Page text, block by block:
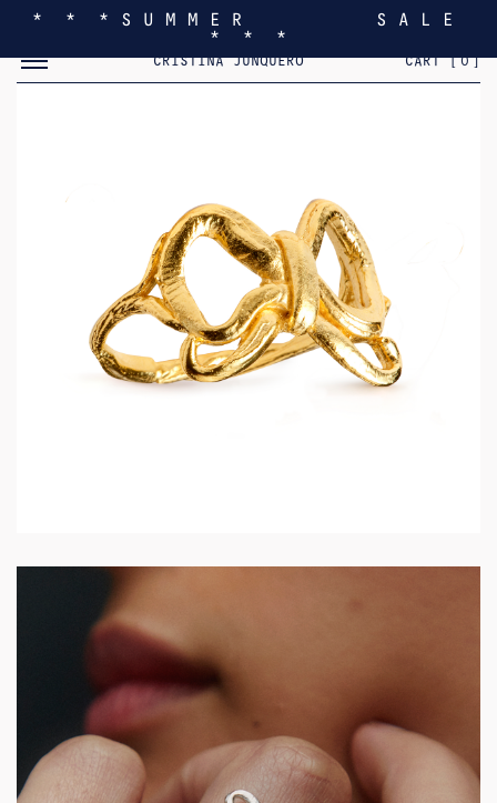
* * * S U M M E R S A L E
* * *
CRISTINA JUNQUERO CART [0]